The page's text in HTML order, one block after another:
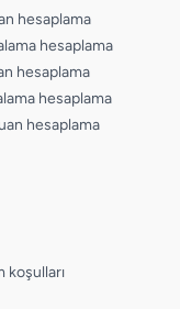
hesaplama
hesaplama
hesaplama
hesaplama
hesaplama
koşulları